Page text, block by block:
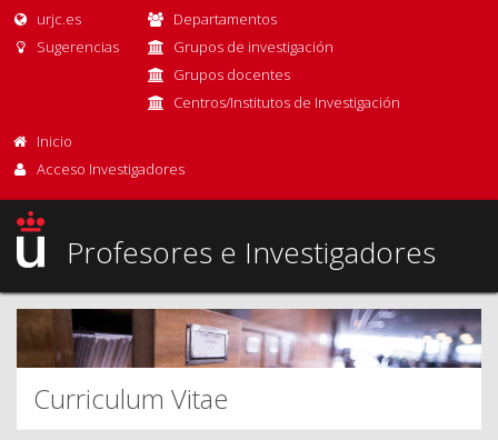
urjc.es
Sugerencias
Departamentos
Grupos de investigación
Grupos docentes
Centros/Institutos de Investigación
Inicio
Acceso Investigadores
Profesores e Investigadores
Curriculum Vitae